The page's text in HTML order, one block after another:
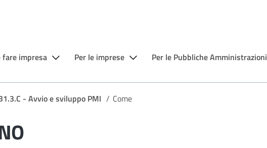
fare impresa Per le imprese Per le Pubbliche Amministrazioni
- Avvio e sviluppo PMI / Come